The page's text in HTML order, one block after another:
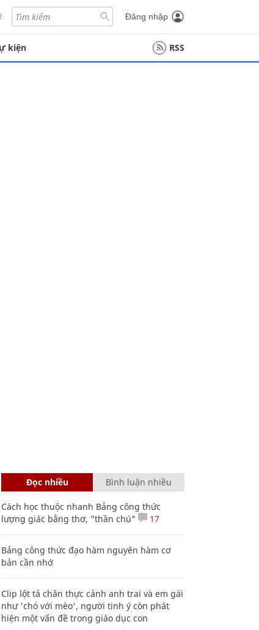
Đăng nhập
kiện RSS
Đọc nhiều Bình luận nhiều
Cách học thuộc nhanh Bảng công thức
lượng giác bằng thơ, "thần chú"
17
Bảng công thức đạo hàm nguyên hàm cơ
bản cần nhớ
Clip lột tả chân thực cảnh anh trai và em gái
như 'chó với mèo', người tinh ý còn phát
hiện một vấn đề trong giáo dục con